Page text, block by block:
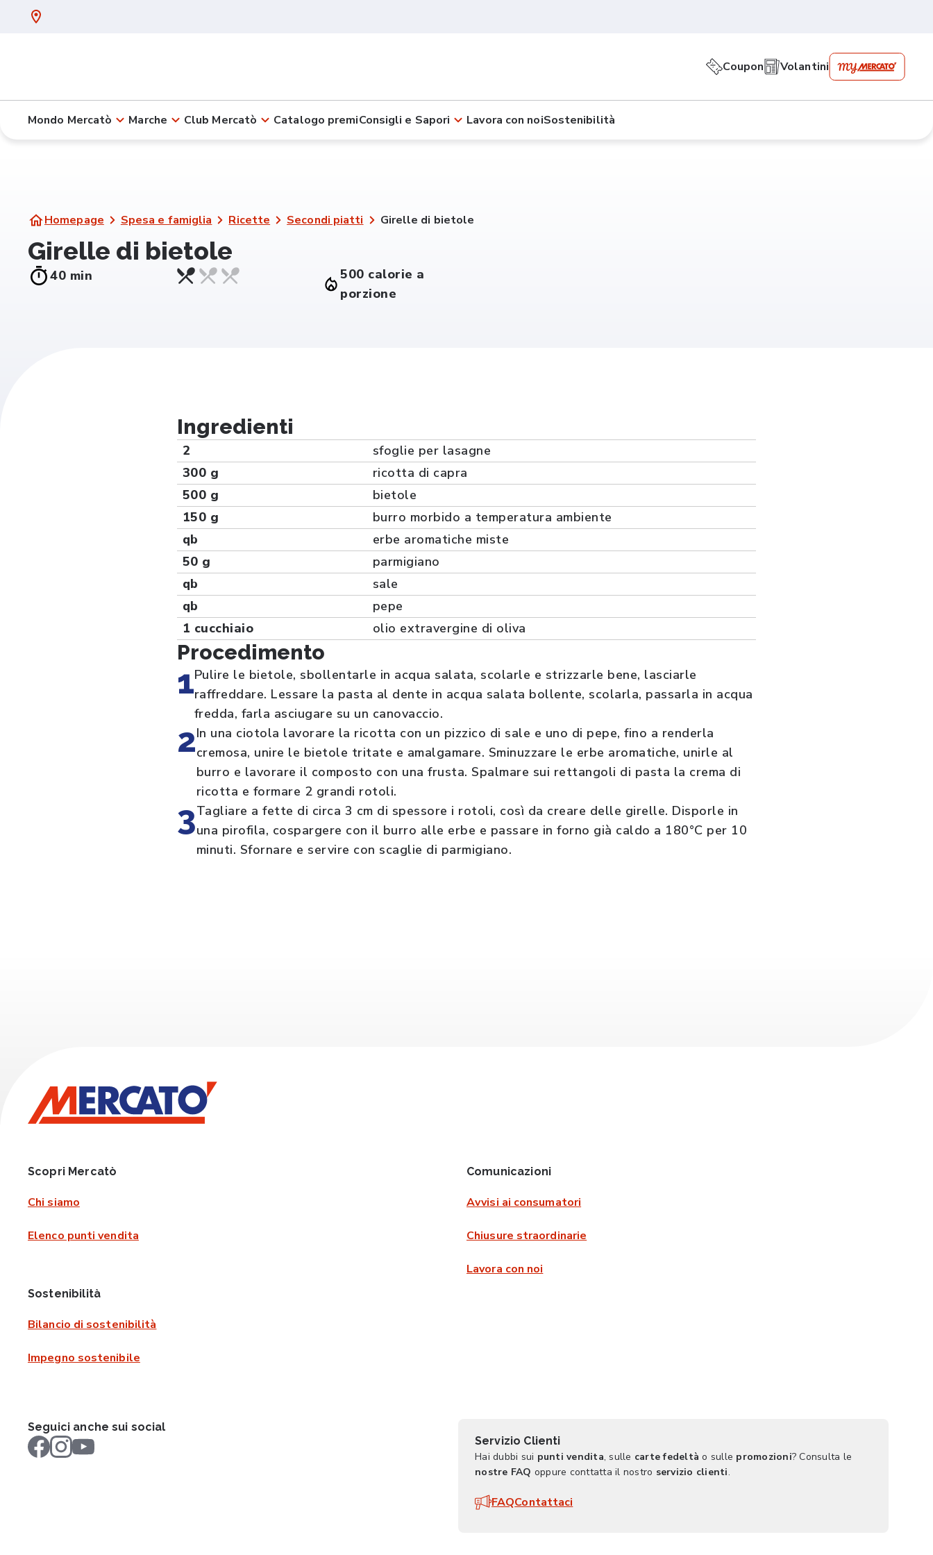
Coupon Volantini
Mondo Mercatò Marche Club Mercatò Catalogo premiConsigli e Sapori Lavora con noiSostenibilità
Homepage Spesa e famiglia Ricette Secondi piatti Girelle di bietole
Girelle di bietole
40 min
500 calorie a
porzione
Ingredienti
2
sfoglie per lasagne
300 g
ricotta di capra
500 g
bietole
150 g
burro morbido a temperatura ambiente
qb
erbe aromatiche miste
50 g
parmigiano
qb
sale
qb
pepe
1 cucchiaio
olio extravergine di oliva
Procedimento
1Pulire le bietole, sbollentarle in acqua salata, scolarle e strizzarle bene, lasciarle
raffreddare. Lessare la pasta al dente in acqua salata bollente, scolarla, passarla in acqua
fredda, farla asciugare su un canovaccio.
2In una ciotola lavorare la ricotta con un pizzico di sale e uno di pepe, fino a renderla
cremosa, unire le bietole tritate e amalgamare. Sminuzzare le erbe aromatiche, unirle al
burro e lavorare il composto con una frusta. Spalmare sui rettangoli di pasta la crema di
ricotta e formare 2 grandi rotoli.
3Tagliare a fette di circa 3 cm di spessore i rotoli, così da creare delle girelle. Disporle in
una pirofila, cospargere con il burro alle erbe e passare in forno già caldo a 180°C per 10
minuti. Sfornare e servire con scaglie di parmigiano.
Scopri Mercatò
Chi siamo
Elenco punti vendita
Comunicazioni
Avvisi ai consumatori
Chiusure straordinarie
Lavora con noi
Sostenibilità
Bilancio di sostenibilità
Impegno sostenibile
Seguici anche sui social
Servizio Clienti
Hai dubbi sui punti vendita, sulle carte fedeltà o sulle promozioni? Consulta le
nostre FAQ oppure conttatta il nostro servizio clienti.
FAQContattaci